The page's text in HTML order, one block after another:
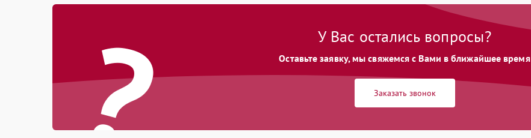
Хладагент
Поломка подшипников
вентилятора
60 мин 1 год
Повреждение корпуса 60 мин
? У Вас остались вопросы?
Оставьте заявку, мы свяжемся с Вами в ближайшее время
Заказать звонок